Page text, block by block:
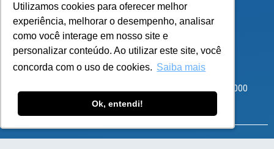
Utilizamos cookies para oferecer melhor
experiência, melhorar o desempenho, analisar
como você interage em nosso site e
personalizar conteúdo. Ao utilizar este site, você
concorda com o uso de cookies. Saiba mais
Ok, entendi!
Utilizamos cookies para oferecer melhor
experiência, melhorar o desempenho, analisar
como você interage em nosso site e
personalizar conteúdo. Ao utilizar este site, você
concorda com o uso de cookies. Saiba mais
Ok, entendi!
Corporate Park – Rod SC 401, 8600 – Bloco 3 Sala 101
Santo Antônio de Lisboa, Florianópolis – SC – CEP 88050-000
atendimento@flexy.com.br